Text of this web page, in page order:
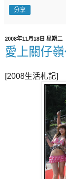
分享
2008年11月18日 星期二
愛上關仔
[2008生活札記]